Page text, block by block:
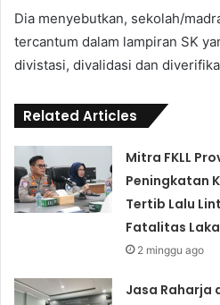
Dia menyebutkan, sekolah/
tercantum dalam lampiran SK
divistasi, divalidasi dan
Related Articles
Mitra FKLL
Peningkatan
Tertib Lalu
Fatalitas
2 minggu ago
Jasa Raharja